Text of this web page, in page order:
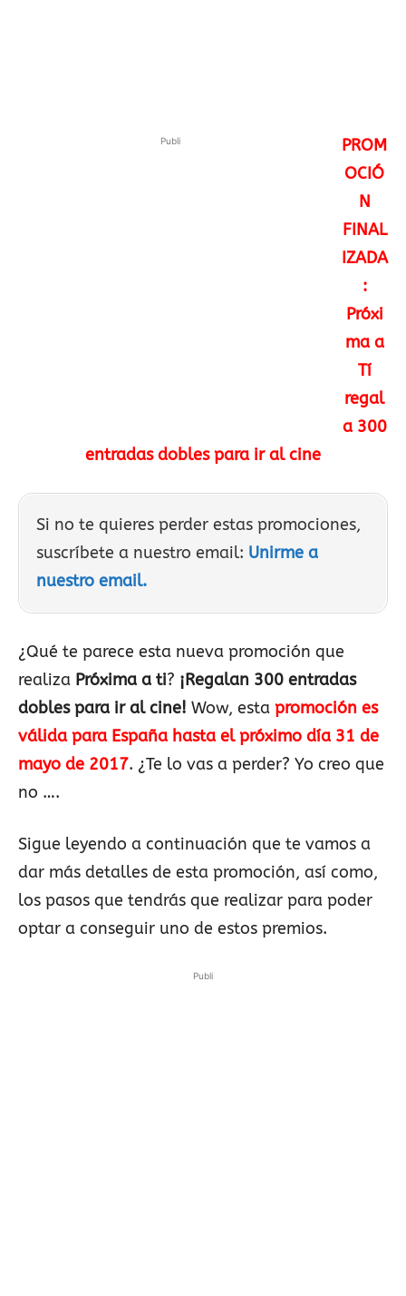
Publi
PROM
OCIÓ
N
FINAL
IZADA
:
Próxi
ma a
Tí
regal
a 300
entradas dobles para ir al cine
Si no te quieres perder estas promociones,
suscríbete a nuestro email: Unirme a
nuestro email.
¿Qué te parece esta nueva promoción que
realiza Próxima a ti? ¡Regalan 300 entradas
dobles para ir al cine! Wow, esta promoción es
válida para España hasta el próximo día 31 de
mayo de 2017. ¿Te lo vas a perder? Yo creo que
no ….
Sigue leyendo a continuación que te vamos a
dar más detalles de esta promoción, así como,
los pasos que tendrás que realizar para poder
optar a conseguir uno de estos premios.
Publi